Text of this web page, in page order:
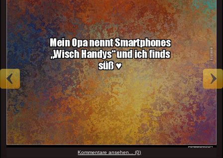
Kommentare ansehen... (0)